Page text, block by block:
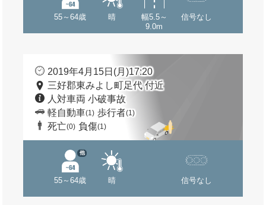
55～64歳 晴
幅5.5～
9.0m
信号なし
2019年4月15日(月)17:20
三好郡東みよし町足代 付近
人対車両 小破事故
軽自動車(1) 歩行者(1)
死亡(0) 負傷(1)
55～64歳
他
晴 信号なし